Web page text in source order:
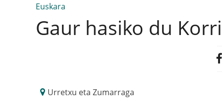
Euskara
Gaur hasiko du
Urretxu eta Zumarraga